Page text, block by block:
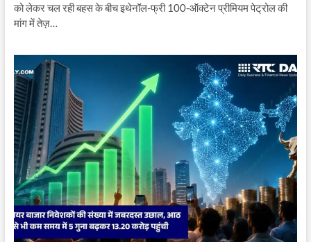
को लेकर चल रही बहस के बीच इथेनॉल-फ्री 100-ऑक्टेन प्रीमियम पेट्रोल की
मांग में तेज़…